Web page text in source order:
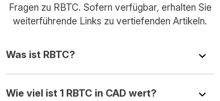
Fragen zu RBTC. Sofern verfügbar, erhalten Sie
weiterführende Links zu vertiefenden Artikeln.
Was ist RBTC?
Wie viel ist 1 RBTC in CAD wert?